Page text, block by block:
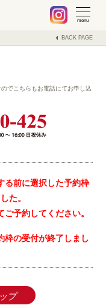
ご相談ください。保険見
社でご契約中のお客様へ
取扱保険会社
会社案内
不動産事業の紹介
ブログ
menu
BACK PAGE
でこちらもお電話にてお申し込
る前に選択した予約枠
た。
予約してください。
枠の受付が終了しまし